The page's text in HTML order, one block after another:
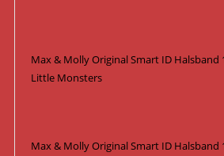
Max & Molly Original Smart ID Halsband
Little Monsters
Max & Molly Original Smart ID Halsband